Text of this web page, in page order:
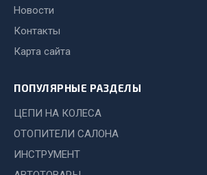
Тормозная система
Запчасти ЯМЗ
Двигатель
Система питания
Новости
Контакты
Карта сайта
ПОПУЛЯРНЫЕ РАЗДЕЛЫ
ЦЕПИ НА КОЛЕСА
ОТОПИТЕЛИ САЛОНА
ИНСТРУМЕНТ